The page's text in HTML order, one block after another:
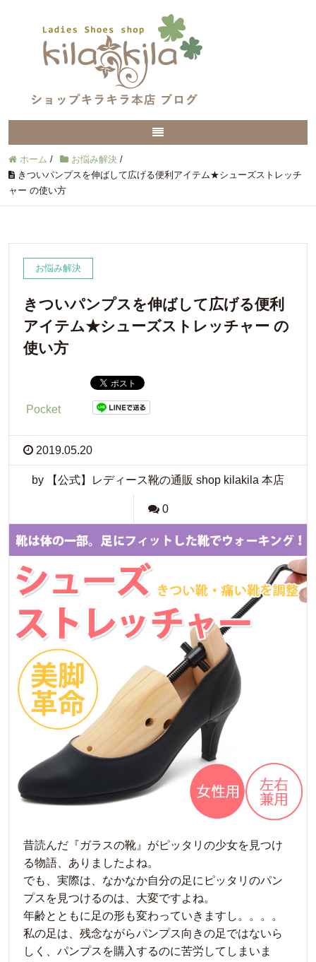
ホーム / お悩み解決 /
きついパンプスを伸ばして広げる便利アイテム★シューズストレッチ
ャー の使い方
お悩み解決
きついパンプスを伸ばして広げる便利
アイテム★シューズストレッチャー の
使い方
Pocket
2019.05.20
by 【公式】レディース靴の通販 shop kilakila 本店
0
昔読んだ『ガラスの靴』がピッタリの少女を見つけ
る物語、ありましたよね。
でも、実際は、なかなか自分の足にピッタリのパン
プスを見つけるのは、大変ですよね。
年齢とともに足の形も変わっていきますし。。。。
私の足は、残念ながらパンプス向きの足ではないら
しく、パンプスを購入するのに苦労してしまいま